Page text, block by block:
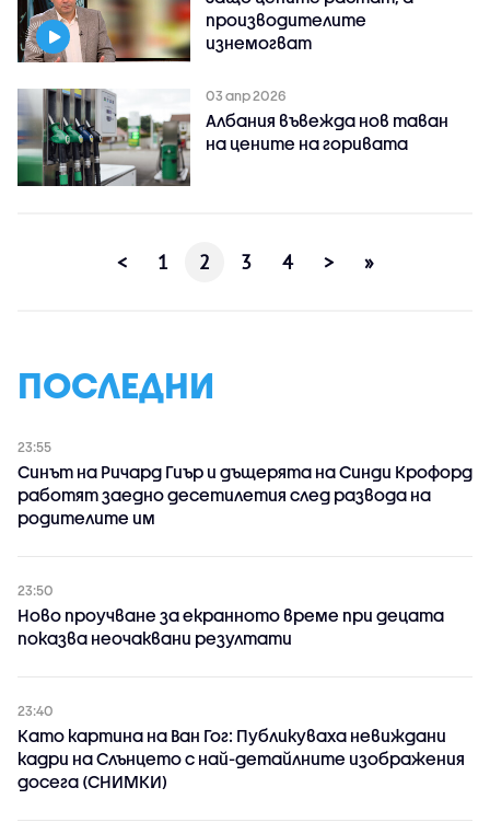
производителите
изнемогват
03 апр 2026
Албания въвежда нов таван
на цените на горивата
< 1 2 3 4 > »
ПОСЛЕДНИ
23:55
Синът на Ричард Гиър и дъщерята на Синди Крофорд
работят заедно десетилетия след развода на
родителите им
23:50
Ново проучване за екранното време при децата
показва неочаквани резултати
23:40
Като картина на Ван Гог: Публикуваха невиждани
кадри на Слънцето с най-детайлните изображения
досега (СНИМКИ)